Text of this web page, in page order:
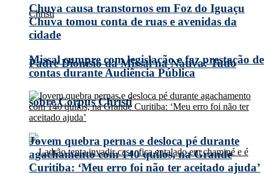
Padre Dionísio da Missal na Nativa: Tudo
sobre Corpus Christi
Chuva causa transtornos em Foz do Iguaçu
Chuva tomou conta de ruas e avenidas da
cidade
Missal cumpre com legislação e faz prestação de
contas durante Audiência Pública
Jovem quebra pernas e desloca pé durante
agachamento com 140 quilos, na Grande
Curitiba: ‘Meu erro foi não ter aceitado ajuda’